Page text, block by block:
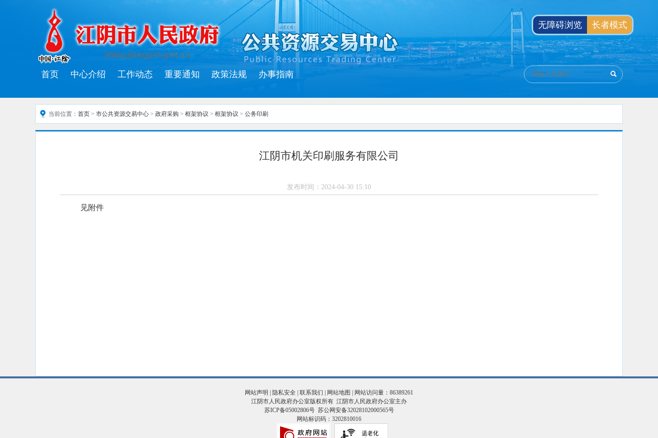
首页 中心介绍 工作动态 重要通知 政策法规 办事指南
当前位置： 首页 > 市公共资源交易中心 > 政府采购 > 框架协议 > 框架协议 > 公务印刷
江阴市机关印刷服务有限公司
发布时间： 2024-04-30 15:10
见附件
网站声明 隐私安全 联系我们 网站地图
| 网站访问量：86389261
江阴市人民政府办公室版权所有 江阴市人民政府办公室主办
苏ICP备05002806号 苏公网安备32028102000565号
网站标识码：3202810016
无障碍浏览 长者模式